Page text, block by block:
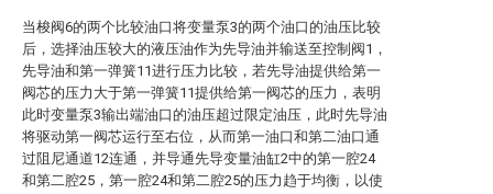
当梭阀6的两个比较油口将变量泵3的两个油口的油压比较
后，选择油压较大的液压油作为先导油并输送至控制阀1，
先导油和第一弹簧11进行压力比较，若先导油提供给第一
阀芯的压力大于第一弹簧11提供给第一阀芯的压力，表明
此时变量泵3输出端油口的油压超过限定油压，此时先导油
将驱动第一阀芯运行至右位，从而第一油口和第二油口通
过阻尼通道12连通，并导通先导变量油缸2中的第一腔24
和第二腔25，第一腔24和第二腔25的压力趋于均衡，以使